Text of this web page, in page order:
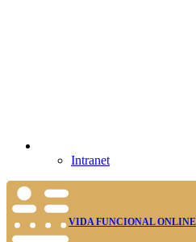
Intranet
VIDA FUNCIONAL ONLINE